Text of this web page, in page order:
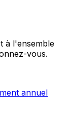
à l'ensemble
vous.
annuel